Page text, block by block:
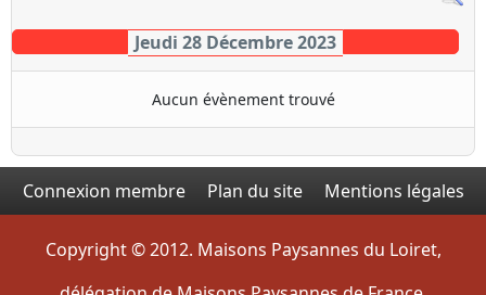
Jeudi 28 Décembre 2023
Aucun évènement trouvé
Connexion membre Plan du site Mentions légales
Copyright © 2012. Maisons Paysannes du Loiret,